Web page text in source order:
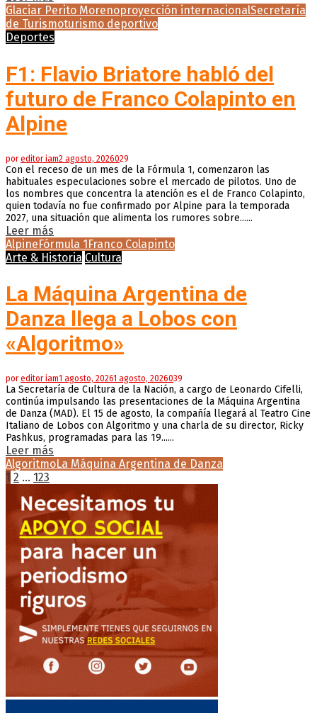
Glaciar Perito Morenoproyección internacionalSecretaría
de Turismoturismo deportivo
Deportes
F1: Flavio Briatore habló del
futuro de Franco Colapinto en
Alpine
poreditor iam2 agosto, 2026029
Con el receso de un mes de la Fórmula 1, comenzaron las
habituales especulaciones sobre el mercado de pilotos. Uno de
los nombres que concentra la atención es el de Franco Colapinto,
quien todavía no fue confirmado por Alpine para la temporada
2027, una situación que alimenta los rumores sobre......
Leer más
AlpineFórmula 1Franco Colapinto
Arte & Historia Cultura
La Máquina Argentina de
Danza llega a Lobos con
«Algoritmo»
poreditor iam1 agosto, 20261 agosto, 2026039
La Secretaría de Cultura de la Nación, a cargo de Leonardo Cifelli,
continúa impulsando las presentaciones de la Máquina Argentina
de Danza (MAD). El 15 de agosto, la compañía llegará al Teatro Cine
Italiano de Lobos con Algoritmo y una charla de su director, Ricky
Pashkus, programadas para las 19......
Leer más
AlgoritmoLa Máquina Argentina de Danza
Paginación
de
entradas
1 2 … 123